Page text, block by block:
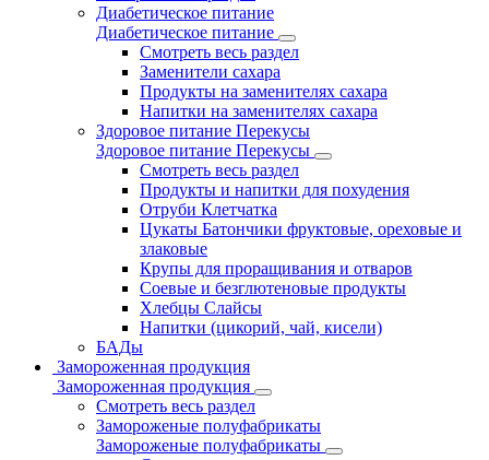
Диабетическое питание
Диабетическое питание
Смотреть весь раздел
Заменители сахара
Продукты на заменителях сахара
Напитки на заменителях сахара
Здоровое питание Перекусы
Здоровое питание Перекусы
Смотреть весь раздел
Продукты и напитки для похудения
Отруби Клетчатка
Цукаты Батончики фруктовые, ореховые и
злаковые
Крупы для проращивания и отваров
Соевые и безглютеновые продукты
Хлебцы Слайсы
Напитки (цикорий, чай, кисели)
БАДы
Замороженная продукция
Замороженная продукция
Смотреть весь раздел
Замороженые полуфабрикаты
Замороженые полуфабрикаты